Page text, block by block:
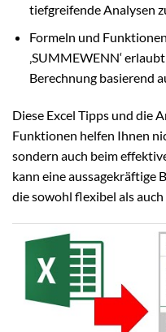
tiefgreifende Analysen
Formeln und
‚SUMMEWENN‘
Berechnung basierend
Diese Excel Tipps und die
Funktionen helfen Ihnen
sondern auch beim
kann eine aussagekräftige
die sowohl flexibel als